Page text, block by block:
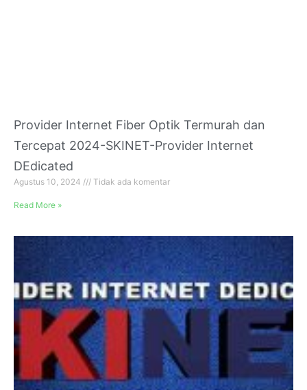
Provider Internet Fiber Optik Termurah dan
Tercepat 2024-SKINET-Provider Internet
DEdicated
Agustus 10, 2024 Tidak ada komentar
Read More »